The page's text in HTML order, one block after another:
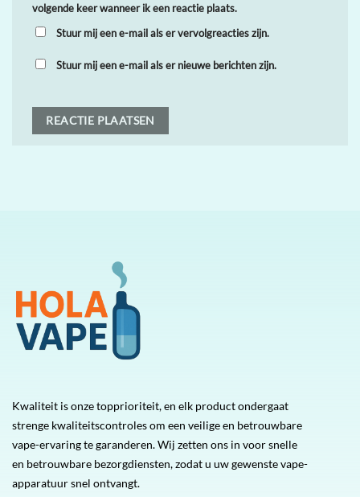
volgende keer wanneer ik een reactie plaats.
Stuur mij een e-mail als er vervolgreacties zijn.
Stuur mij een e-mail als er nieuwe berichten zijn.
Kwaliteit is onze topprioriteit, en elk product ondergaat
strenge kwaliteitscontroles om een veilige en betrouwbare
vape-ervaring te garanderen. Wij zetten ons in voor snelle
en betrouwbare bezorgdiensten, zodat u uw gewenste vape-
apparatuur snel ontvangt.